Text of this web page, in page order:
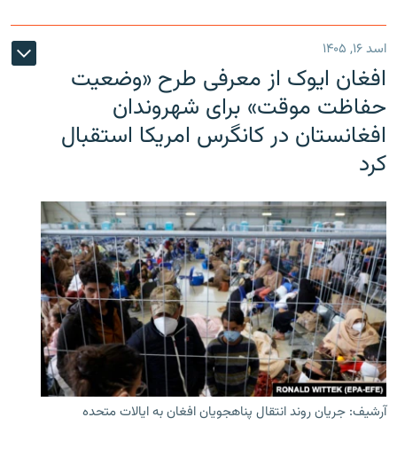
اسد ۱۶, ۱۴۰۵
افغان ایوک از معرفی طرح «وضعیت
حفاظت موقت» برای شهروندان
افغانستان در کانگرس امریکا استقبال
کرد
آرشیف: جریان روند انتقال پناهجویان افغان به ایالات متحده